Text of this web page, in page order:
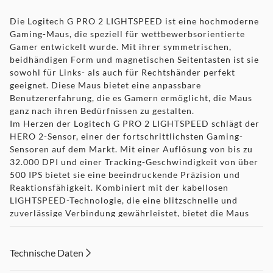
Die Logitech G PRO 2 LIGHTSPEED ist eine hochmoderne
Gaming-Maus, die speziell für wettbewerbsorientierte
Gamer entwickelt wurde. Mit ihrer symmetrischen,
beidhändigen Form und magnetischen Seitentasten ist sie
sowohl für Links- als auch für Rechtshänder perfekt
geeignet. Diese Maus bietet eine anpassbare
Benutzererfahrung, die es Gamern ermöglicht, die Maus
ganz nach ihren Bedürfnissen zu gestalten.
Im Herzen der Logitech G PRO 2 LIGHTSPEED schlägt der
HERO 2-Sensor, einer der fortschrittlichsten Gaming-
Sensoren auf dem Markt. Mit einer Auflösung von bis zu
32.000 DPI und einer Tracking-Geschwindigkeit von über
500 IPS bietet sie eine beeindruckende Präzision und
Reaktionsfähigkeit. Kombiniert mit der kabellosen
LIGHTSPEED-Technologie, die eine blitzschnelle und
zuverlässige Verbindung gewährleistet, bietet die Maus
die Geschwindigkeit und Zuverlässigkeit von optischen
Technische Daten